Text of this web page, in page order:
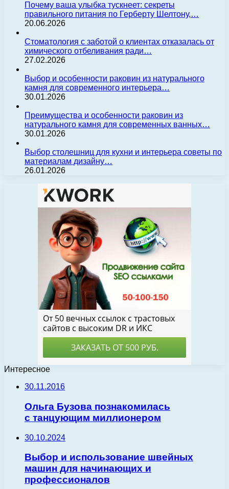
Почему ваша улыбка тускнеет: секреты
правильного питания по Герберту Шелтону,…
20.06.2026
Стоматология с заботой о клиентах отказалась от
химического отбеливания ради…
27.02.2026
Выбор и особенности раковин из натурального
камня для современного интерьера…
30.01.2026
Преимущества и особенности раковин из
натурального камня для современных ванных…
30.01.2026
Выбор столешниц для кухни и интерьера советы по
материалам дизайну…
26.01.2026
Интересное
30.11.2016
Ольга Бузова познакомилась
с танцующим миллионером
30.10.2024
Выбор и использование швейных
машин для начинающих и
профессионалов